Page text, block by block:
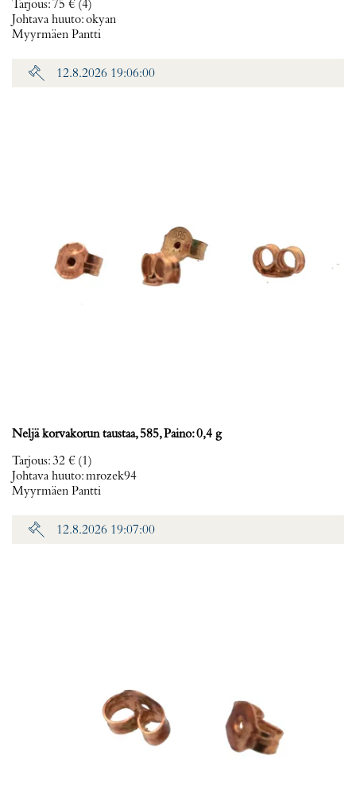
Tarjous:75 € (4)
Johtava huuto:okyan
Myyrmäen Pantti
12.8.2026 19:06:00
Neljä korvakorun taustaa, 585, Paino: 0,4 g
Tarjous:32 € (1)
Johtava huuto:mrozek94
Myyrmäen Pantti
12.8.2026 19:07:00